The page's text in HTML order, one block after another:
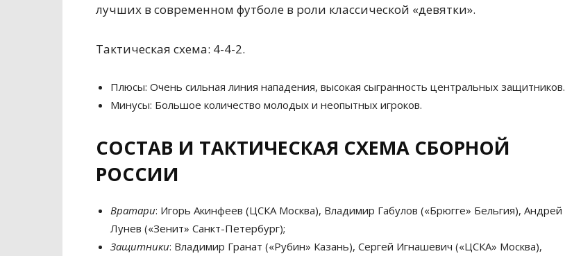
лучших в современном футболе в роли классической «девятки».
Тактическая схема: 4-4-2.
Плюсы: Очень сильная линия нападения, высокая сыгранность центральных защитников.
Минусы: Большое количество молодых и неопытных игроков.
СОСТАВ И ТАКТИЧЕСКАЯ СХЕМА СБОРНОЙ
РОССИИ
Вратари: Игорь Акинфеев (ЦСКА Москва), Владимир Габулов («Брюгге» Бельгия), Андрей
Лунев («Зенит» Санкт-Петербург);
Защитники: Владимир Гранат («Рубин» Казань), Сергей Игнашевич («ЦСКА» Москва),